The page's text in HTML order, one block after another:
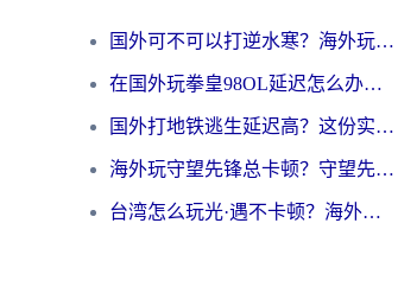
国外可不可以打逆水寒？海外玩家国服畅玩终极指南（附漫威荒野乱斗加速方案）
在国外玩拳皇98OL延迟怎么办？海外党亲测有效的低延迟指南
国外打地铁逃生延迟高？这份实测有效的低延迟指南帮你吃鸡
海外玩守望先锋总卡顿？守望先锋游戏加速器在哪里买&避坑指南（附欧洲非洲游戏实测）
台湾怎么玩光·遇不卡顿？海外党国服游戏加速终极攻略（附实测体验）